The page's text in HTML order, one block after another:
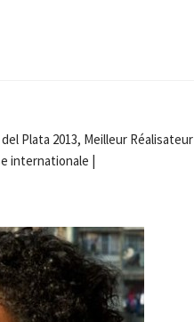
Plata 2013, Meilleur Réalisateur
internationale |